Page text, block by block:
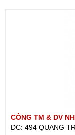
CÔNG TM & DV
ĐC: 494 QUANG